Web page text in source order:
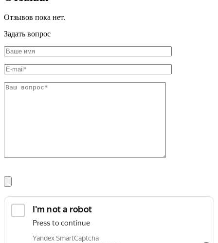
cвинец,
цинк,
нихром
стальные
Отзывов пока нет.
Задать вопрос